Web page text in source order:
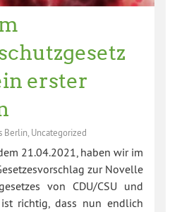
erster
Berlin Uncategorized
21.04.2021, haben wir im
zur Novelle
von CDU/CSU und
richtig, dass nun endlich